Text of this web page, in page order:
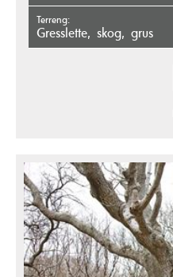
Terreng
gresslette skog grus